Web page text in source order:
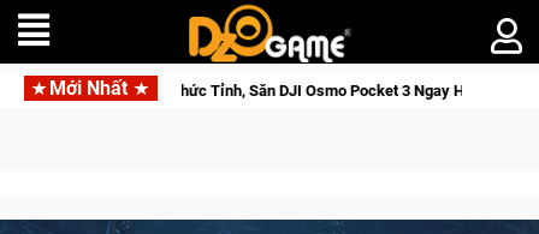
Mới Nhất
Cửu Giới Thức Tỉnh, Săn DJI Osmo Pocket 3 Ngay Hôm Nay